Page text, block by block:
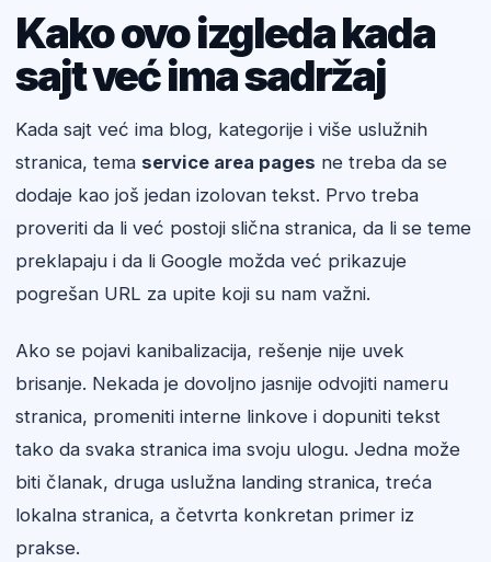
Kako ovo izgleda kada
sajt već ima sadržaj
Kada sajt već ima blog, kategorije i više uslužnih
stranica, tema service area pages ne treba da se
dodaje kao još jedan izolovan tekst. Prvo treba
proveriti da li već postoji slična stranica, da li se teme
preklapaju i da li Google možda već prikazuje
pogrešan URL za upite koji su nam važni.
Ako se pojavi kanibalizacija, rešenje nije uvek
brisanje. Nekada je dovoljno jasnije odvojiti nameru
stranica, promeniti interne linkove i dopuniti tekst
tako da svaka stranica ima svoju ulogu. Jedna može
biti članak, druga uslužna landing stranica, treća
lokalna stranica, a četvrta konkretan primer iz
prakse.